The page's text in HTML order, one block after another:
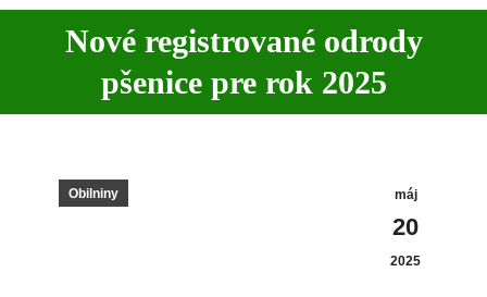
Nové registrované odrody
pšenice pre rok 2025
máj
20
2025
Obilniny